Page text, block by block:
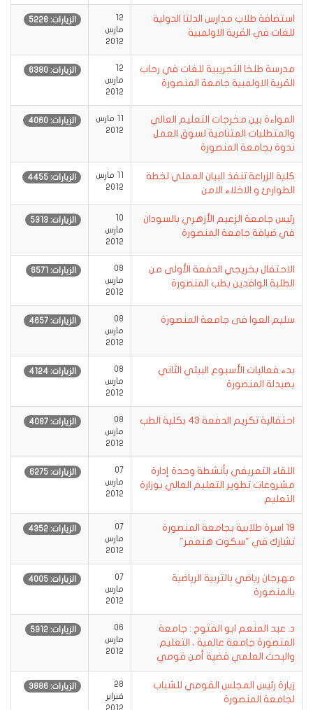
استضافة طلاب مدارس الدلتا الدولية
للغات في القرية الاولمبية
12
مارس
2012
الزيارات: 5228
مدرسة طلخا التجريبية للغات في رحاب
القرية الاولمبية جامعة المنصورة
12
مارس
2012
الزيارات: 6380
المواءة بين مخرجات التعليم العالي
والمتطلبات المتنامية لسوق العمل
ندوة بجامعة المنصورة
11 مارس
2012
الزيارات: 4060
كلية الزراعة تنفذ البيان العملي لخطة
الطوارئ و الاخلاء الامن
11 مارس
2012
الزيارات: 4455
رئيس جامعة الزعيم الأزهري بالسودان
في ضيافة جامعة المنصورة
10
مارس
2012
الزيارات: 5313
الاحتفال بخريجي الدفعة الأولى من
الطلبة الوافدين بطب المنصورة
08
مارس
2012
الزيارات: 6571
سليم العوا فى جامعة المنصورة
08
مارس
2012
الزيارات: 4657
بدء فعاليات الأسبوع البيئي الثاني
بصيدلة المنصورة
08
مارس
2012
الزيارات: 4124
احتفالية تكريم الدفعة 43 بكلية الطب
08
مارس
2012
الزيارات: 4087
اللقاء التعريفي بأنشطة وحدة إدارة
مشروعات تطوير التعليم العالي بوزارة
التعليم
07
مارس
2012
الزيارات: 6275
19 اسرة طلابية بجامعة المنصورة
تشارك في "سكوت هنعمر"
07
مارس
2012
الزيارات: 4352
مهرجان رياضي بالتربية الرياضية
بالمنصورة
07
مارس
2012
الزيارات: 4005
د. عبد المنعم ابو الفتوح : جامعة
المنصورة جامعة عالمية ، التعليم
والبحث العلمي قضية أمن قومي
06
مارس
2012
الزيارات: 5912
زيارة رئيس المجلس القومي للشباب
لجامعة المنصورة
28
فبراير
2012
الزيارات: 3886